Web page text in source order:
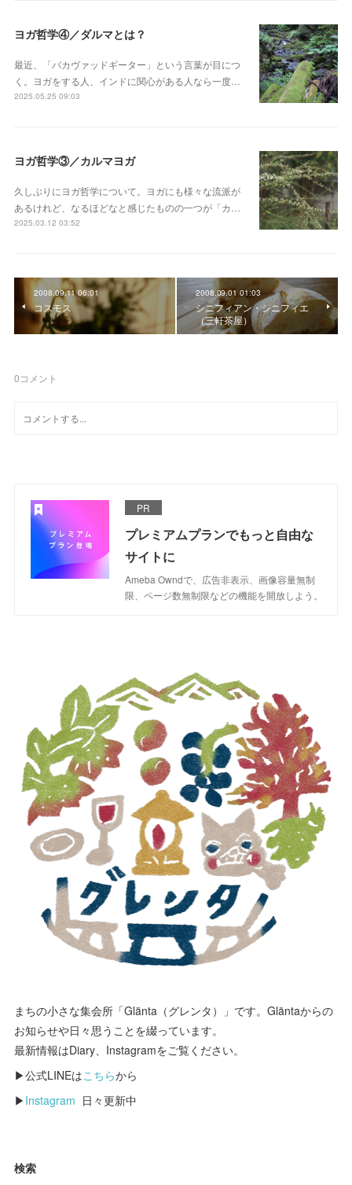
ヨガ哲学④／ダルマとは？
最近、「バカヴァッドギーター」という言葉が目につ
く。ヨガをする人、インドに関心がある人なら一度…
2025.05.25 09:03
ヨガ哲学③／カルマヨガ
久しぶりにヨガ哲学について。ヨガにも様々な流派が
あるけれど、なるほどなと感じたものの一つが「カ…
2025.03.12 03:52
2008.09.11 06:01
コスモス
2008.09.01 01:03
シニフィアン・シニフィエ
（三軒茶屋）
0コメント
PR
プレミアムプランでもっと自由な
サイトに
Ameba Owndで、広告非表示、画像容量無制
限、ページ数無制限などの機能を開放しよう。
まちの小さな集会所「Glänta（グレンタ）」です。Gläntaからの
お知らせや日々思うことを綴っています。
最新情報はDiary、Instagramをご覧ください。
▶公式LINEはこちらから
▶ Instagram 日々更新中
検索